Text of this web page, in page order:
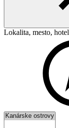
Lokalita, mesto, hotel